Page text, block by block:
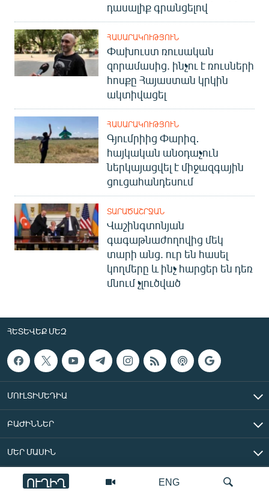
ENG
ՈՒՂԻՂ
դասալիք գրանցելով
ՀԱՍԱՐԱԿՈՒԹՅՈՒՆ
Փախուստ ռուսական
զորամասից. ինչու է ռուսների
հոսքը Հայաստան կրկին
ակտիվացել
ՀԱՍԱՐԱԿՈՒԹՅՈՒՆ
Գյումրիից Փարիզ․
հայկական անօդաչուն
ներկայացվել է միջազգային
ցուցահանդեսում
ՏԱՐԱԾԱՇՐՋԱՆ
Վաշինգտոնյան
գագաթնաժողովից մեկ
տարի անց. ուր են հասել
կողմերը և ինչ հարցեր են դեռ
մնում չլուծված
ՀԵՏԵՎԵՔ ՄԵԶ
ՄՈՒԼՏԻՄԵԴԻԱ
ԲԱԺԻՆՆԵՐ
ՄԵՐ ՄԱՍԻՆ
«Ազատ Եվրոպա/Ազատություն» ռադիոկայան © 2026